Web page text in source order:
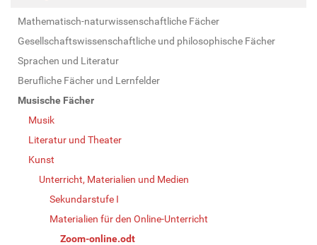
Mathematisch-naturwissenschaftliche Fächer
Gesellschaftswissenschaftliche und philosophische Fächer
Sprachen und Literatur
Berufliche Fächer und Lernfelder
Musische Fächer
Musik
Literatur und Theater
Kunst
Unterricht, Materialien und Medien
Sekundarstufe I
Materialien für den Online-Unterricht
Zoom-online.odt